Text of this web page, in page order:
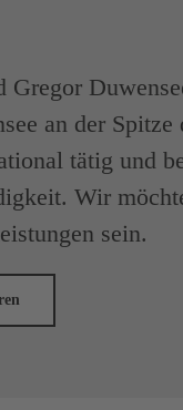
an der
tätig und
Wir
sein.